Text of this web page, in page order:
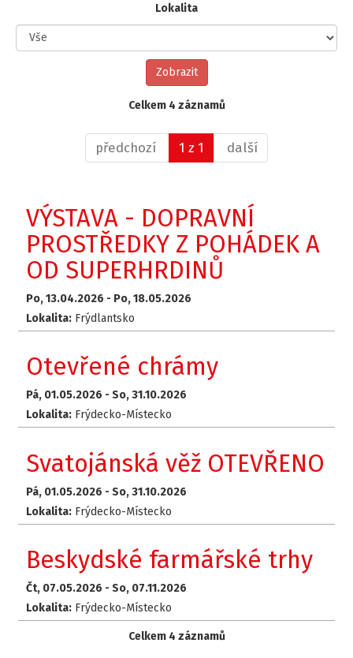
Lokalita
Celkem 4 záznamů
předchozí 1 z 1 další
VÝSTAVA - DOPRAVNÍ
PROSTŘEDKY Z POHÁDEK A
OD SUPERHRDINŮ
Po, 13.04.2026 - Po, 18.05.2026
Lokalita: Frýdlantsko
Otevřené chrámy
Pá, 01.05.2026 -So, 31.10.2026
Lokalita: Frýdecko-Místecko
Svatojánská věž OTEVŘENO
Pá, 01.05.2026 -So, 31.10.2026
Lokalita: Frýdecko-Místecko
Beskydské farmářské trhy
Čt, 07.05.2026 -So, 07.11.2026
Lokalita: Frýdecko-Místecko
Celkem 4 záznamů